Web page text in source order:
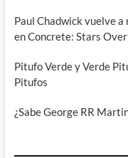
Paul Chadwick vuelve a
en Concrete: Stars Over
Pitufo Verde y Verde
Pitufos
¿Sabe George RR